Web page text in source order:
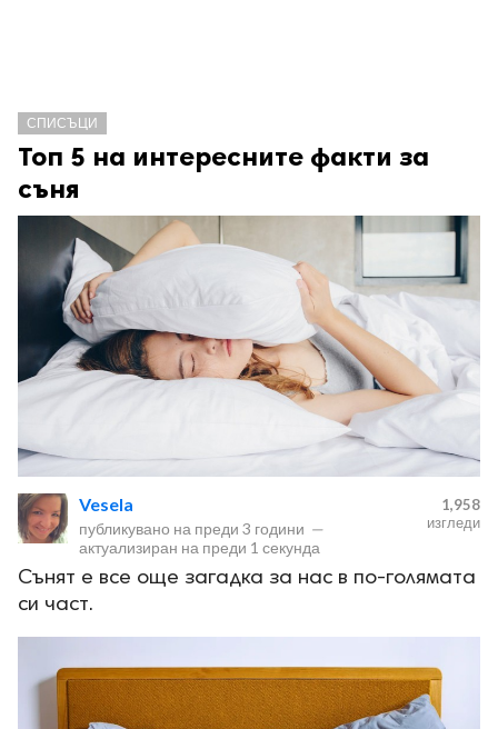
СПИСЪЦИ
Топ 5 на интересните факти за
съня
Vesela
публикувано на преди 3 години —
актуализиран на преди 1 секунда
1,958
изгледи
Сънят е все още загадка за нас в по-голямата
си част.